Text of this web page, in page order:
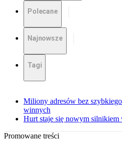
Polecane
Najnowsze
Tagi
Miliony adresów bez
winnych
Hurt staje się nowym
Promowane treści